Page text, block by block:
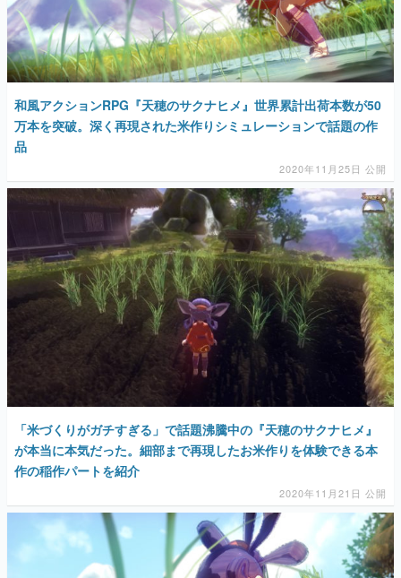
和風アクションRPG『天穂のサクナヒメ』世界累計出荷本数が50
万本を突破。深く再現された米作りシミュレーションで話題の作
品
2020年11月25日 公開
「米づくりがガチすぎる」で話題沸騰中の『天穂のサクナヒメ』
が本当に本気だった。細部まで再現したお米作りを体験できる本
作の稲作パートを紹介
2020年11月21日 公開